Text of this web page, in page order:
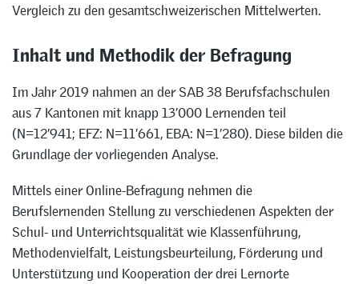
Vergleich zu den gesamtschweizerischen Mittelwerten.
Inhalt und Methodik der Befragung
Im Jahr 2019 nahmen an der SAB 38 Berufsfachschulen
aus 7 Kantonen mit knapp 13’000 Lernenden teil
(N=12’941; EFZ: N=11’661, EBA: N=1’280). Diese bilden die
Grundlage der vorliegenden Analyse.
Mittels einer Online-Befragung nehmen die
Berufslernenden Stellung zu verschiedenen Aspekten der
Schul- und Unterrichtsqualität wie Klassenführung,
Methodenvielfalt, Leistungsbeurteilung, Förderung und
Unterstützung und Kooperation der drei Lernorte